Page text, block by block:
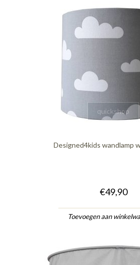
quickshop
Designed4kids wandlamp
€49,90
Toevoegen aan